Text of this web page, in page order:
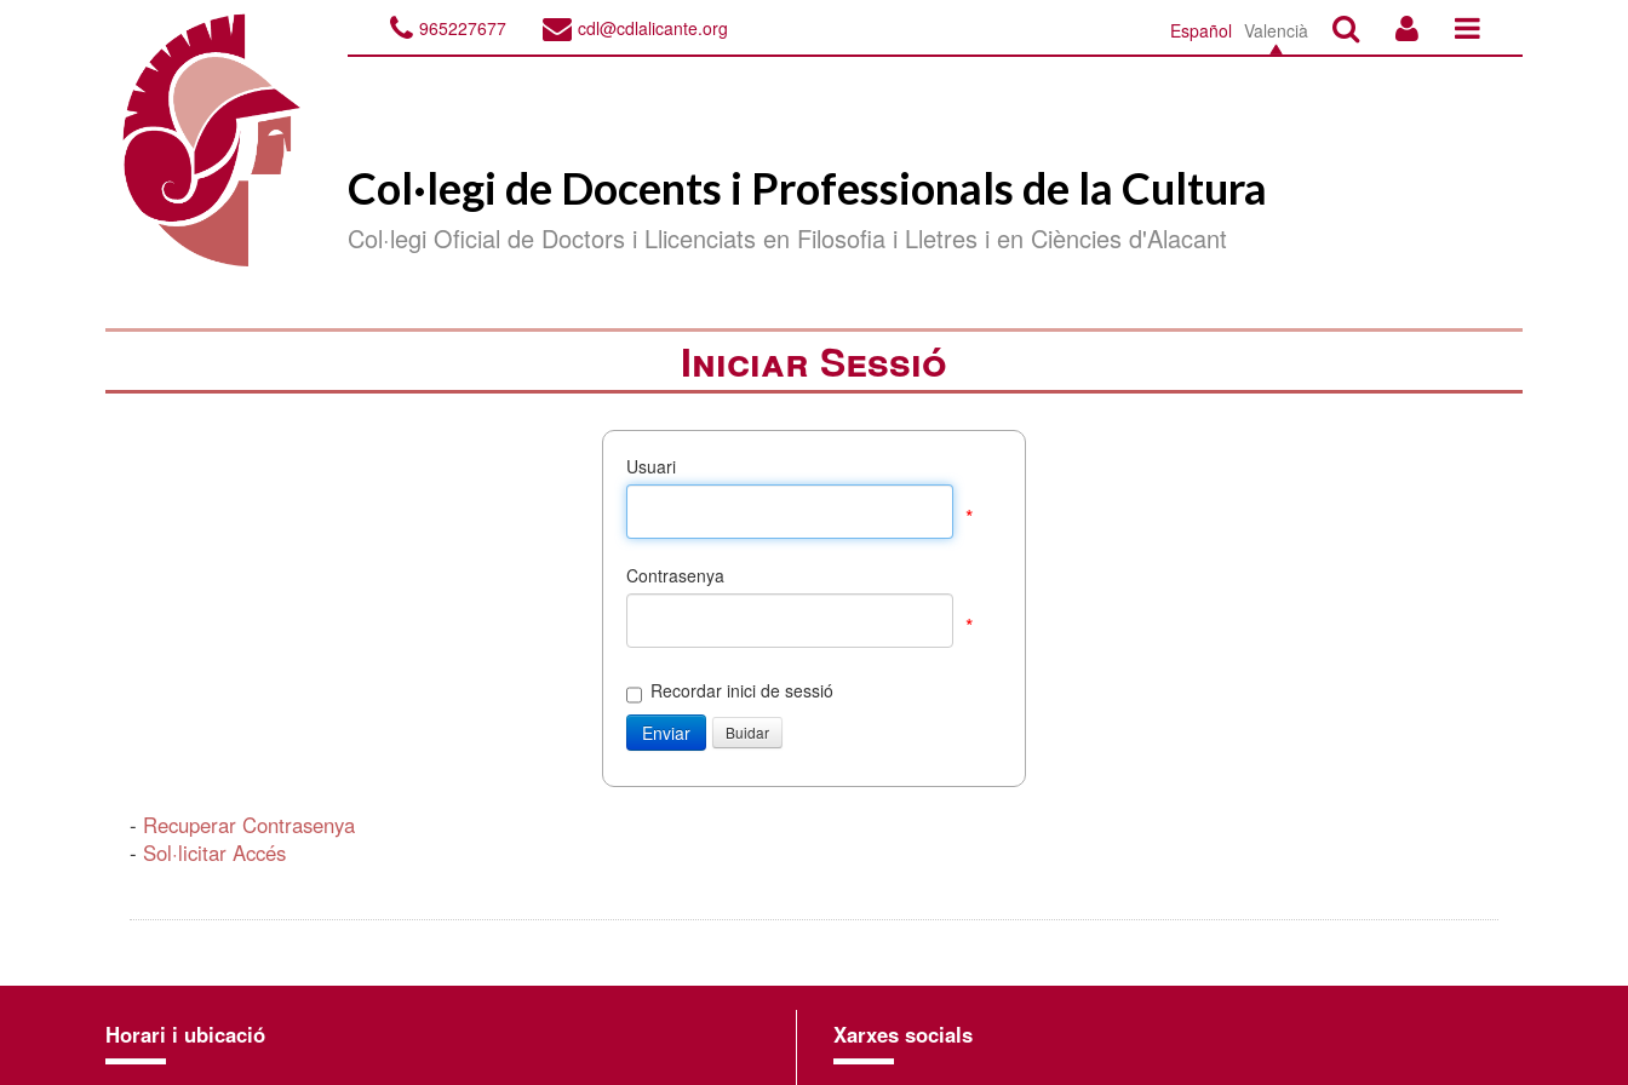
965227677 cdl@cdlalicante.org Español Valencià
Col·legi de Docents i Professionals de la Cultura
Col·legi Oficial de Doctors i Llicenciats en Filosofia i Lletres i en Ciències d'Alacant
Iniciar Sessió
Usuari
*
Contrasenya
*
Recordar inici de sessió
- Recuperar Contrasenya
- Sol·licitar Accés
Horari i ubicació Xarxes socials